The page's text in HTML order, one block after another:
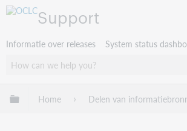
Support
Informatie over releases System status
Mondiale hiërarchie uitvouwen /
Home Delen van